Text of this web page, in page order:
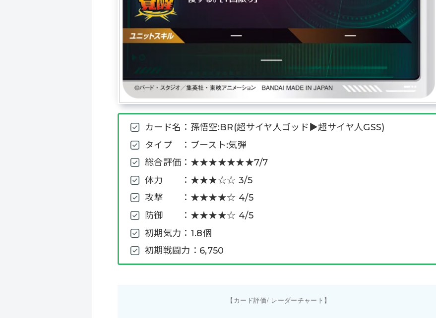
カード名：孫悟空:BR(超サイヤ人ゴッド▶︎超サイヤ人GSS)
タイプ ：ブースト:気弾
総合評価：★★★★★★★7/7
体力 ：★★★☆☆ 3/5
攻撃 ：★★★★☆ 4/5
防御 ：★★★★☆ 4/5
初期気力：1.8個
初期戦闘力：6,750